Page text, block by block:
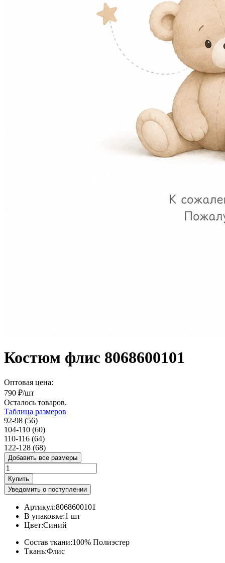
Костюм флис 8068600101
Оптовая цена:
790 ₽/шт
Осталось товаров.
Таблица размеров
92-98 (56)
104-110 (60)
110-116 (64)
122-128 (68)
Добавить все размеры
Купить
Уведомить о поступлении
Артикул:8068600101
В упаковке:1 шт
Цвет:Синий
Состав ткани:100% Полиэстер
Ткань:Флис